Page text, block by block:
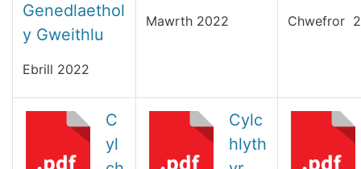
Genedlaethol
y Gweithlu
Ebrill 2022
Mawrth 2022 Chwefror
C
yl
Cylc
hlyth